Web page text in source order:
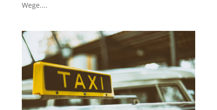
Wege....